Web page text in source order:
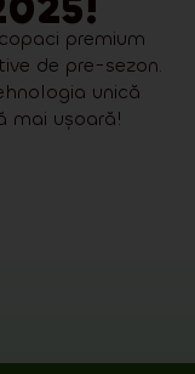
premium
de pre-sezon.
unică
mai ușoară!